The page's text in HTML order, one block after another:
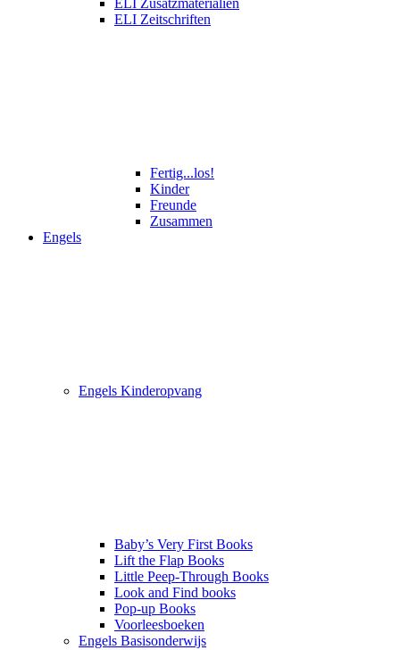
ELI Zusatzmaterialien
ELI Zeitschriften
Fertig...los!
Kinder
Freunde
Zusammen
Engels
Engels Kinderopvang
Baby’s Very First Books
Lift the Flap Books
Little Peep-Through Books
Look and Find books
Pop-up Books
Voorleesboeken
Engels Basisonderwijs